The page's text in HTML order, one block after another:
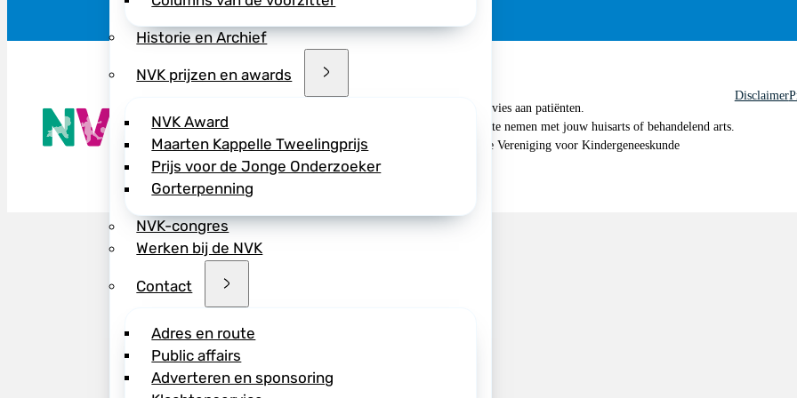
Historie en Archief
NVK prijzen en awards
NVK Award
Maarten Kappelle Tweelingprijs
Prijs voor de Jonge Onderzoeker
Gorterpenning
NVK-congres
Werken bij de NVK
Contact
Adres en route
Public affairs
Adverteren en sponsoring
De NVK geeft geen medisch advies aan patiënten.
Wij adviseren je om contact op te nemen met jouw huisarts of behandelend arts.
Copyright © 2026, Nederlandse Vereniging voor Kindergeneeskunde
Disclaimer